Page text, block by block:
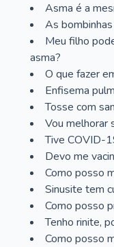
Asma é a
As
Meu filho
asma?
O que fazer
Enfisema
Tosse com
Vou melhorar
Tive COVID-
Devo me
Como posso
Sinusite tem
Como posso
Tenho rinite,
Como posso